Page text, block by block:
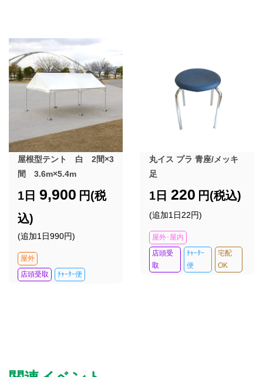
屋根型テント 白 2間×3
間 3.6m×5.4m
1日 9,900 円(税
込)
(追加1日990円)
屋外
店頭受取
ﾁｬｰﾀｰ便
丸イス プラ 青座/メッキ
足
1日 220 円(税込)
(追加1日22円)
屋外･屋内
店頭受
取
ﾁｬｰﾀｰ
便
宅配
OK